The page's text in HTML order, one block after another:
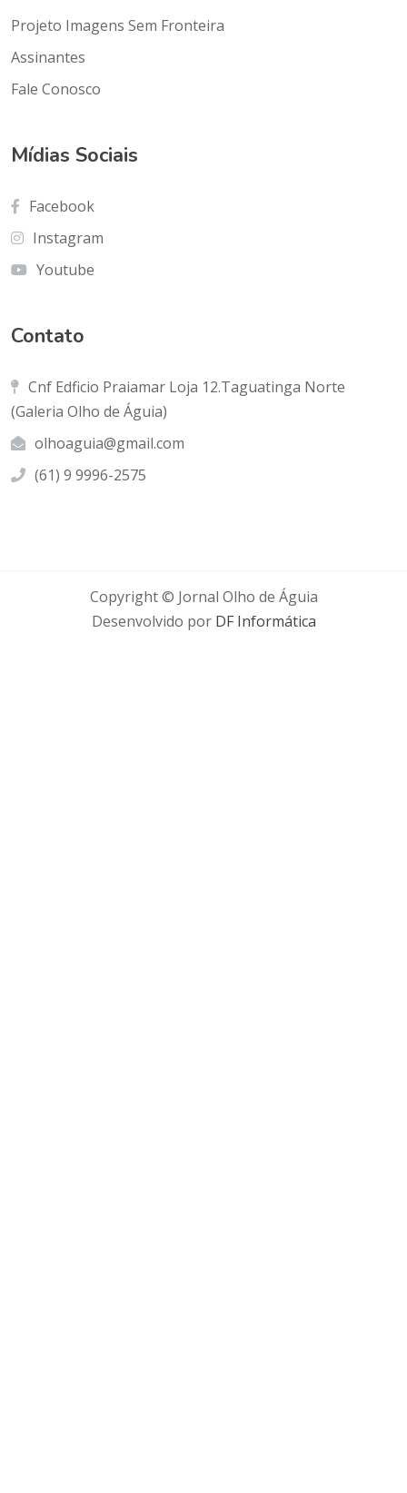
Projeto Imagens Sem Fronteira
Assinantes
Fale Conosco
Mídias Sociais
Facebook
Instagram
Youtube
Contato
Cnf Edficio Praiamar Loja 12.Taguatinga Norte
(Galeria Olho de Águia)
olhoaguia@gmail.com
(61) 9 9996-2575
Copyright © Jornal Olho de Águia
Desenvolvido porDF Informática